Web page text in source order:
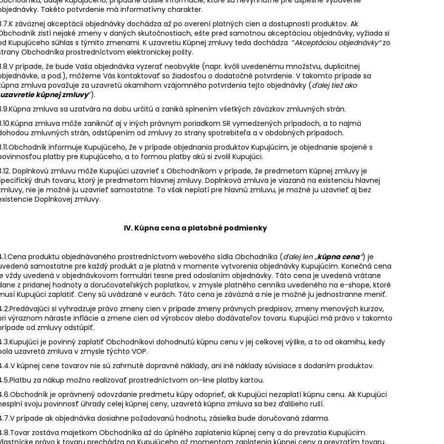
Takéto potvrdenie má informatívny charakter.
záväznej akceptácii objednávky dochádza až po overení platných cien a dostupnosti produktov. Ak
zistí nejaké zmeny v daných skutočnostiach, ešte pred samotnou akceptáciou objednávky, vyžiada si
Kupujúceho súhlas s týmito zmenami. K uzavretiu Kúpnej zmluvy teda dochádza “Akceptáciou objednávky“zo
Obchodníka prostredníctvom elektronickej pošty.
prípade, že bude Vaša objednávka vyzerať neobvykle (napr. kvôli uvedenému množstvu, duplicitnej
a pod.), môžeme Vás kontaktovať so žiadosťou o dodatočné potvrdenie. V takomto prípade sa
zmluva považuje za uzavretú okamihom vzájomného potvrdenia tejto objednávky (ďalej tiež ako
uzavretie kúpnej zmluvy“).
zmluva sa uzatvára na dobu určitú a zaniká splnením všetkých záväzkov zmluvných strán.
zmluva môže zaniknúť aj v iných právnym poriadkom SR vymedzených prípadoch, a to najmä
zmluvných strán, odstúpením od zmluvy zo strany spotrebiteľa a v obdobných prípadoch.
informuje Kupujúceho, že v prípade objednania produktov Kupujúcim, je objednanie spojené s
platby pre Kupujúceho, a to formou platby akú si zvolil Kupujúci.
Doplnkovú zmluvu môže Kupujúci uzavrieť s Obchodníkom v prípade, že predmetom Kúpnej zmluvy je
druh tovaru, ktorý je predmetom hlavnej zmluvy. Doplnková zmluva je viazaná na existenciu hlavnej
nie je možné ju uzavrieť samostatne. To však neplatí pre hlavnú zmluvu, je možné ju uzavrieť aj bez
Doplnkovej zmluvy.
IV. Kúpna cena a platobné podmienky
produktu objednávaného prostredníctvom webového sídla Obchodníka (ďalej len „kúpna cena“) je
samostatne pre každý produkt a je platná v momente vytvorenia objednávky Kupujúcim. Konečná cena
vždy uvedená v objednávkovom formulári tesne pred odoslaním objednávky. Táto cena je uvedená vrátane
z pridanej hodnoty a doručovateľských poplatkov, v zmysle platného cenníka uvedeného na e-shope, ktoré
Kupujúci zaplatiť. Ceny sú uvádzané v eurách. Táto cena je záväzná a nie je možné ju jednostranne meniť.
si vyhradzuje právo zmeny cien v prípade zmeny právnych predpisov, zmeny menových kurzov,
výraznom náraste inflácie a zmene cien od výrobcov alebo dodávateľov tovaru. Kupujúci má právo v takomto
od zmluvy odstúpiť.
je povinný zaplatiť Obchodníkovi dohodnutú kúpnu cenu v jej celkovej výške, a to od okamihu, kedy
uzavretá zmluva v zmysle týchto VOP.
kúpnej cene tovarov nie sú zahrnuté dopravné náklady, ani iné náklady súvisiace s dodaním produktov.
za nákup možno realizovať prostredníctvom on-line platby kartou.
je oprávnený odovzdanie predmetu kúpy odoprieť, ak Kupujúci nezaplatí kúpnu cenu. Ak Kupujúci
svoju povinnosť úhrady celej kúpnej ceny, uzavretá kúpna zmluva sa bez ďalšieho ruší.
prípade ak objednávka dosiahne požadovanú hodnotu, zásielka bude doručovaná zdarma.
zostáva majetkom Obchodníka až do úplného zaplatenia kúpnej ceny a do prevzatia Kupujúcim.
právo k tovaru prechádza na Kupujúceho až momentom zaplatenia kúpnej ceny a prevzatím tovaru.